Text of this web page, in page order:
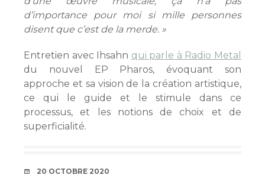
d’importance pour moi si mille personnes
disent que c’est de la merde. »
Entretien avec Ihsahn qui parle à Radio Metal
du nouvel EP Pharos, évoquant son
approche et sa vision de la création artistique,
ce qui le guide et le stimule dans ce
processus, et les notions de choix et de
superficialité.
DATE
20 OCTOBRE 2020